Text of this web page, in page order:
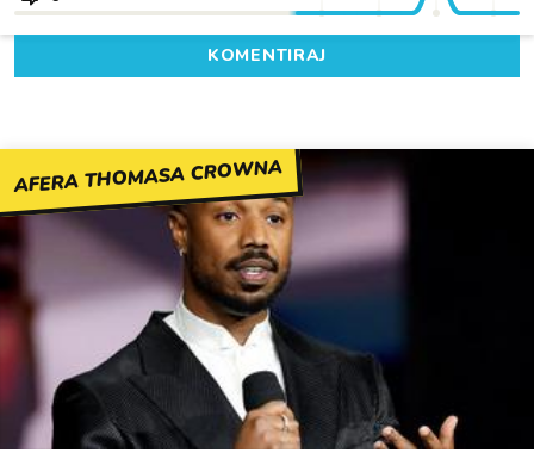
KOMENTIRAJ
AFERA THOMASA CROWNA